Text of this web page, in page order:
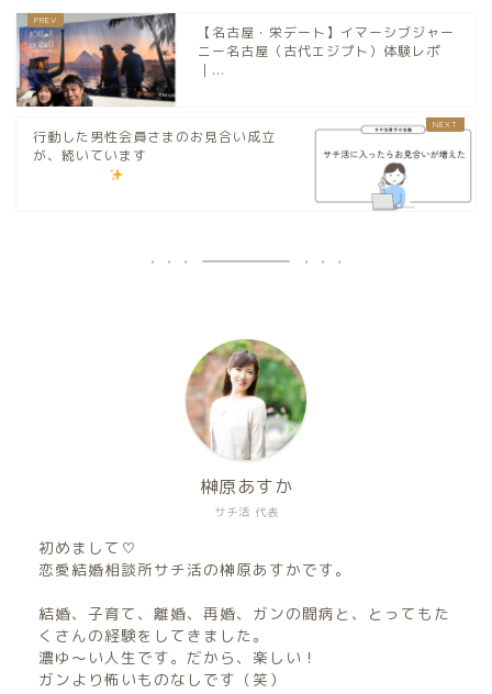
【名古屋・栄デート】イマーシブジャー
ニー名古屋（古代エジプト）体験レポ
｜...
行動した男性会員さまのお見合い成立
が、続いています
サチ活 代表
榊原あすか
初めまして♡
恋愛結婚相談所サチ活の榊原あすかです。
結婚、子育て、離婚、再婚、ガンの闘病と、とってもた
くさんの経験をしてきました。
濃ゆ〜い人生です。だから、楽しい！
ガンより怖いものなしです（笑）